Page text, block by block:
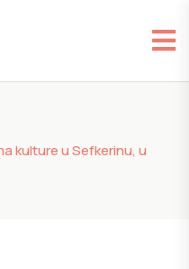
kulture u Sefkerinu, u